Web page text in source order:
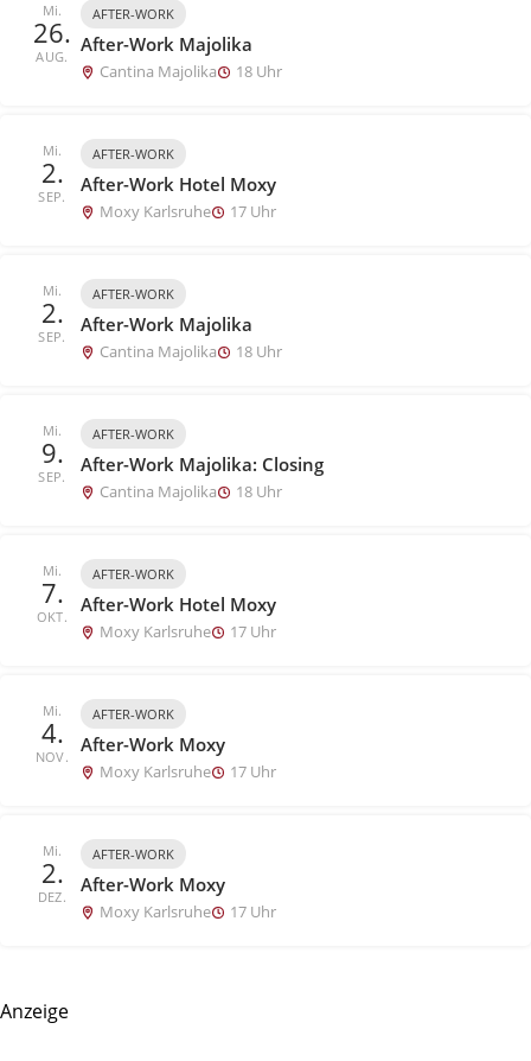
Mi.
26.
AUG.
AFTER-WORK
After-Work Majolika
Cantina Majolika 18 Uhr
Mi.
2.
SEP.
AFTER-WORK
After-Work Hotel Moxy
Moxy Karlsruhe 17 Uhr
Mi.
2.
SEP.
AFTER-WORK
After-Work Majolika
Cantina Majolika 18 Uhr
Mi.
9.
SEP.
AFTER-WORK
After-Work Majolika: Closing
Cantina Majolika 18 Uhr
Mi.
7.
OKT.
AFTER-WORK
After-Work Hotel Moxy
Moxy Karlsruhe 17 Uhr
Mi.
4.
NOV.
AFTER-WORK
After-Work Moxy
Moxy Karlsruhe 17 Uhr
Mi.
2.
DEZ.
AFTER-WORK
After-Work Moxy
Moxy Karlsruhe 17 Uhr
Anzeige